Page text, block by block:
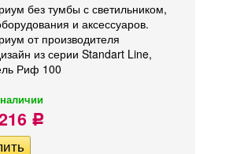
без тумбы с светильником,
и аксессуаров.
от производителя
из серии Standart Line,
Риф 100
Р